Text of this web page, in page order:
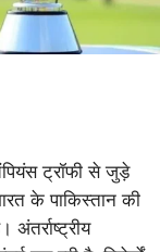
ट्रॉफी से जुड़े
के पाकिस्तान की